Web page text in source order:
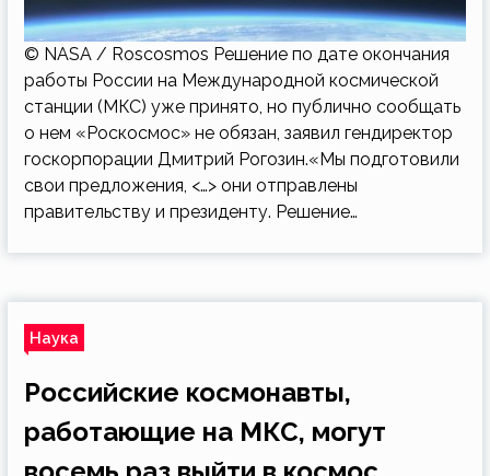
© NASA / Roscosmos Решение по дате окончания
работы России на Международной космической
станции (МКС) уже принято, но публично сообщать
о нем «Роскосмос» не обязан, заявил гендиректор
госкорпорации Дмитрий Рогозин.«Мы подготовили
свои предложения, <…> они отправлены
правительству и президенту. Решение…
Наука
Российские космонавты,
работающие на МКС, могут